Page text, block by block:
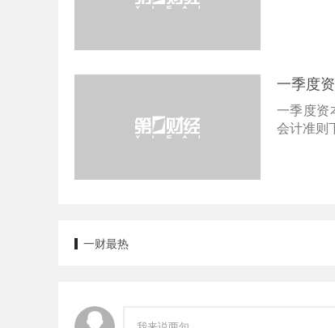
一季度
一季度资
会计准则
一财最热